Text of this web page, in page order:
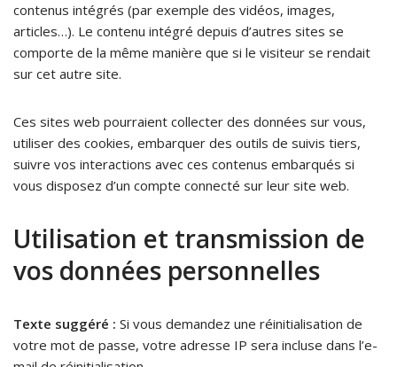
contenus intégrés (par exemple des vidéos, images,
articles…). Le contenu intégré depuis d’autres sites se
comporte de la même manière que si le visiteur se rendait
sur cet autre site.
Ces sites web pourraient collecter des données sur vous,
utiliser des cookies, embarquer des outils de suivis tiers,
suivre vos interactions avec ces contenus embarqués si
vous disposez d’un compte connecté sur leur site web.
Utilisation et transmission de
vos données personnelles
Texte suggéré : Si vous demandez une réinitialisation de
votre mot de passe, votre adresse IP sera incluse dans l’e-